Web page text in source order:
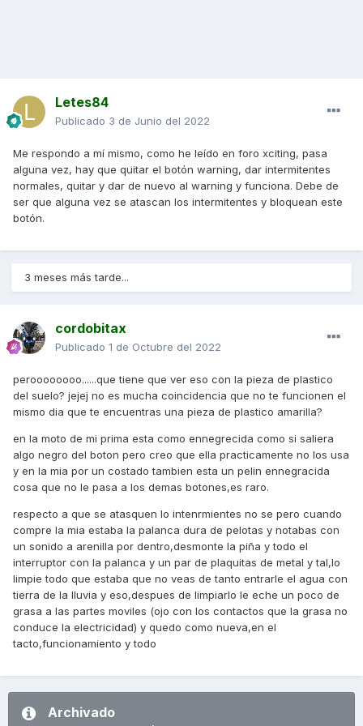
Letes84
Publicado 3 de Junio del 2022
Me respondo a mí mismo, como he leído en foro xciting, pasa
alguna vez, hay que quitar el botón warning, dar intermitentes
normales, quitar y dar de nuevo al warning y funciona. Debe de
ser que alguna vez se atascan los intermitentes y bloquean este
botón.
3 meses más tarde...
cordobitax
Publicado 1 de Octubre del 2022
peroooooooo......que tiene que ver eso con la pieza de plastico
del suelo? jejej no es mucha coincidencia que no te funcionen el
mismo dia que te encuentras una pieza de plastico amarilla?
en la moto de mi prima esta como ennegrecida como si saliera
algo negro del boton pero creo que ella practicamente no los usa
y en la mia por un costado tambien esta un pelin ennegracida
cosa que no le pasa a los demas botones,es raro.
respecto a que se atasquen lo intenrmientes no se pero cuando
compre la mia estaba la palanca dura de pelotas y notabas con
un sonido a arenilla por dentro,desmonte la piña y todo el
interruptor con la palanca y un par de plaquitas de metal y tal,lo
limpie todo que estaba que no veas de tanto entrarle el agua con
tierra de la lluvia y eso,despues de limpiarlo le eche un poco de
grasa a las partes moviles (ojo con los contactos que la grasa no
conduce la electricidad) y quedo como nueva,en el
tacto,funcionamiento y todo
Archivado